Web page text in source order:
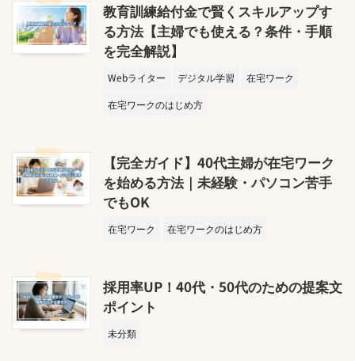
教育訓練給付金で賢くスキルアップす
る方法【主婦でも使える？条件・手順
を完全解説】
Webライター デジタル学習
在宅ワーク
在宅ワークのはじめ方
【完全ガイド】40代主婦が在宅ワーク
を始める方法｜未経験・パソコン苦手
でもOK
在宅ワーク 在宅ワークのはじめ方
採用率UP！40代・50代のための提案文
ポイント
未分類